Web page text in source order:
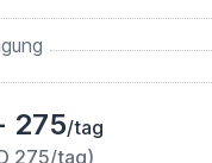
275/tag
275/tag)